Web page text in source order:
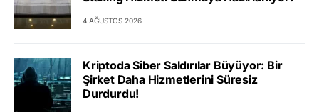
4 AĞUSTOS 2026
Kriptoda Siber Saldırılar Büyüyor: Bir
Şirket Daha Hizmetlerini Süresiz
Durdurdu!